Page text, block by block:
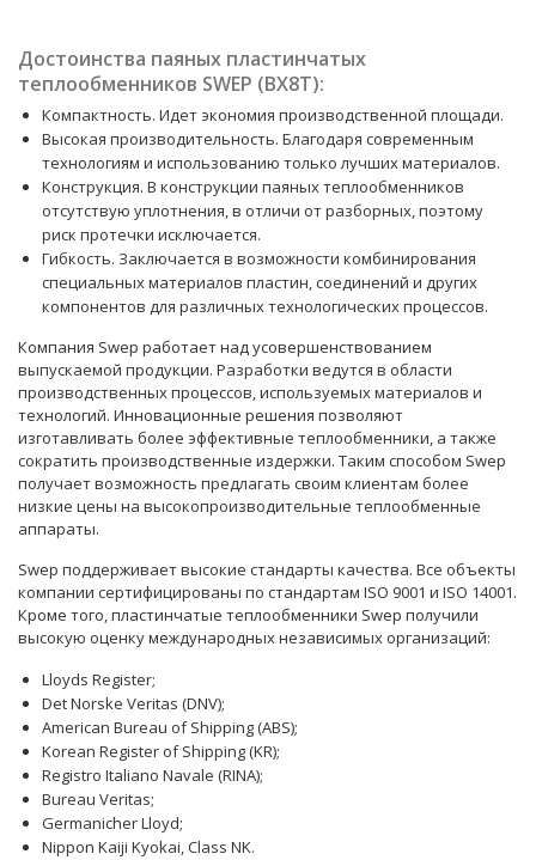
Достоинства паяных пластинчатых
теплообменников SWEP (BX8T):
Компактность. Идет экономия производственной площади.
Высокая производительность. Благодаря современным
технологиям и использованию только лучших материалов.
Конструкция. В конструкции паяных теплообменников
отсутствую уплотнения, в отличи от разборных, поэтому
риск протечки исключается.
Гибкость. Заключается в возможности комбинирования
специальных материалов пластин, соединений и других
компонентов для различных технологических процессов.
Компания Swep работает над усовершенствованием
выпускаемой продукции. Разработки ведутся в области
производственных процессов, используемых материалов и
технологий. Инновационные решения позволяют
изготавливать более эффективные теплообменники, а также
сократить производственные издержки. Таким способом Swep
получает возможность предлагать своим клиентам более
низкие цены на высокопроизводительные теплообменные
аппараты.
Swep поддерживает высокие стандарты качества. Все объекты
компании сертифицированы по стандартам ISO 9001 и ISO 14001.
Кроме того, пластинчатые теплообменники Swep получили
высокую оценку международных независимых организаций:
Lloyds Register;
Det Norske Veritas (DNV);
American Bureau of Shipping (ABS);
Korean Register of Shipping (KR);
Registro Italiano Navale (RINA);
Bureau Veritas;
Germanicher Lloyd;
Nippon Kaiji Kyokai, Class NK.